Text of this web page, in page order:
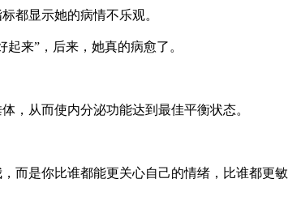
都显示她的病情不乐观。
来”，后来，她真的病愈了。
，从而使内分泌功能达到最佳平衡状态。
是你比谁都能更关心自己的情绪，比谁都更